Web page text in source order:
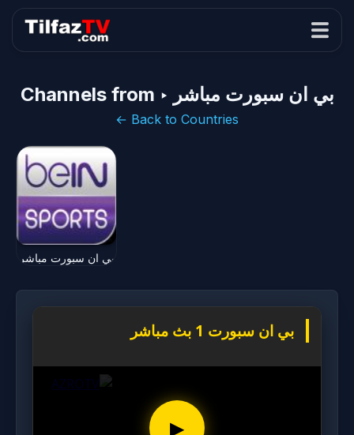
Channels from ‣ بي ان سبورت مباشر
← Back to Countries
بي ان سبورت مباشر
بي ان سبورت 1 بث مباشر
▶